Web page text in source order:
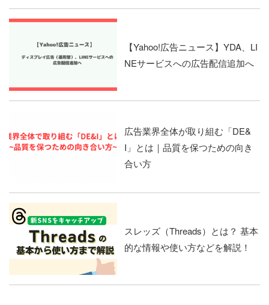
【Yahoo!広告ニュース】YDA、LI
NEサービスへの広告配信追加へ
広告業界全体が取り組む「DE&
I」とは｜品質を保つための向き
合い方
スレッズ（Threads）とは？ 基本
的な情報や使い方などを解説！